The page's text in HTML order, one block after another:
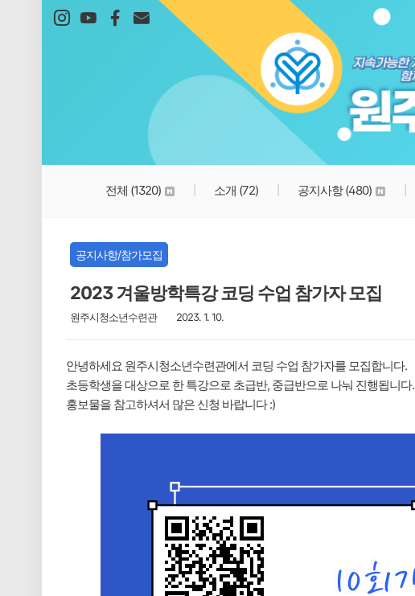
본문 바로가기
전체 (1320) 소개 (72) 공지사항(480)
공지사항/참가모집
2023 겨울방학특강 코딩 수업 참가자 모집
원주시청소년수련관 2023. 1. 10.
안녕하세요 원주시청소년수련관에서 코딩 수업 참가자를 모집합니다.
초등학생을 대상으로 한 특강으로 초급반, 중급반으로 나눠 진행됩니다.
홍보물을 참고하셔서 많은 신청 바랍니다 :)